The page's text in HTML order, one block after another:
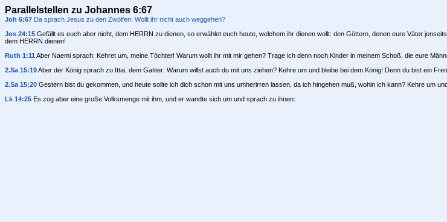
Parallelstellen zu Johannes 6:67
Joh 6:67 Da sprach Jesus zu den Zwölfen: Wollt ihr nicht auch weggehen?
Jos 24:15 Gefällt es euch aber nicht, dem HERRN zu dienen, so erwählet euch heute, welchem ihr dienen wollt: den Göttern, denen eure Väter
dem HERRN dienen!
Ruth 1:11 Aber Naemi sprach: Kehret um, meine Töchter! Warum wollt ihr mit mir gehen? Trage ich denn noch Kinder in meinem Schoß, die eure
2.Sa 15:19Aber der König sprach zu Ittai, dem Gatiter: Warum willst auch du mit uns ziehen? Kehre um und bleibe bei dem König! Denn du bist ein
2.Sa 15:20 Gestern bist du gekommen, und heute sollte ich dich schon mit uns umherirren lassen, da ich hingehen muß, wohin ich kann? Kehre um
Lk 14:25 Es zog aber eine große Volksmenge mit ihm, und er wandte sich um und sprach zu ihnen: